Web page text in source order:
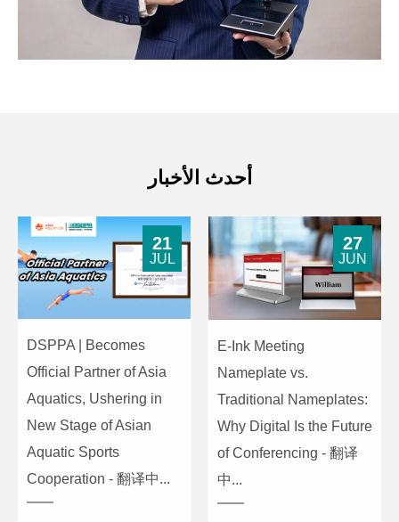
أحدث الأخبار
DSPPA | Becomes
Official Partner of Asia
Aquatics, Ushering in
New Stage of Asian
Aquatic Sports
Cooperation - 翻译中...
21
JUL
E-Ink Meeting
Nameplate vs.
Traditional Nameplates:
Why Digital Is the Future
of Conferencing - 翻译
中...
27
JUN